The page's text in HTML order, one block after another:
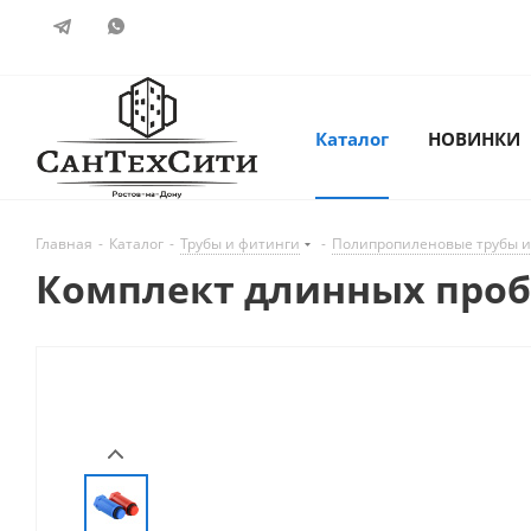
Каталог НОВИНКИ
Главная - Каталог - Трубы и фитинги - Полипропиленовые трубы
Комплект длинных